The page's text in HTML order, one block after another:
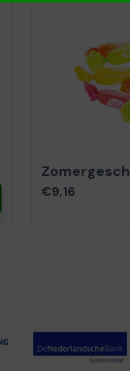
€9,16